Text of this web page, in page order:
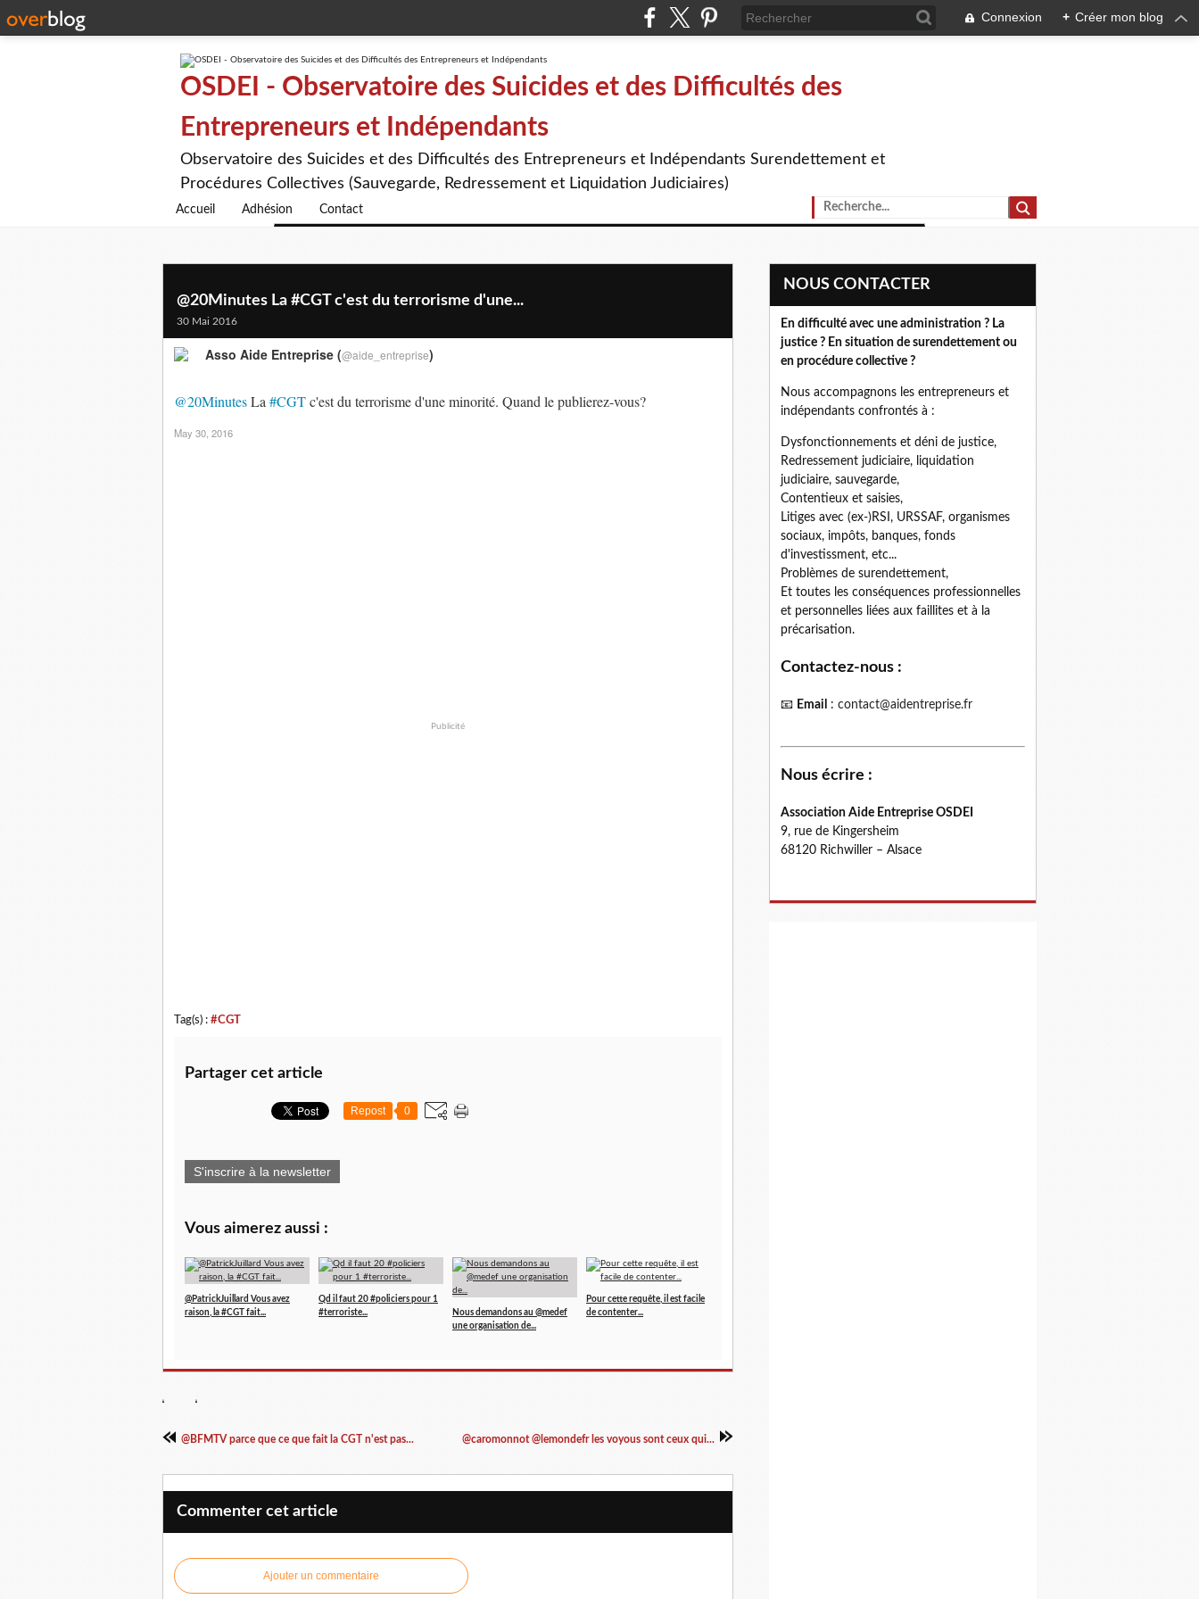
Connexion + Créer mon blog
OSDEI - Observatoire des Suicides et des Difficultés des
Entrepreneurs et Indépendants
Observatoire des Suicides et des Difficultés des Entrepreneurs et Indépendants Surendettement et
Procédures Collectives (Sauvegarde, Redressement et Liquidation Judiciaires)
Accueil Adhésion Contact
@20Minutes La #CGT c'est du terrorisme d'une...
30 Mai 2016
@20MinutesLa #CGTc'est du terrorisme d'une minorité. Quand le publierez-vous?
Asso Aide Entreprise (@aide_entreprise)
May 30, 2016
Publicité
Tag(s) : #CGT
Partager cet article
Repost 0
S'inscrire à la newsletter
Vous aimerez aussi :
@PatrickJuillard Vous avez
raison, la #CGT fait...
Qd il faut 20 #policiers pour 1
#terroriste...
Nous demandons au @medef
une organisation de...
Pour cette requête, il est facile
de contenter...
@BFMTV parce que ce que fait la CGT n'est pas... @caromonnot @lemondefr les voyous sont ceux qui...
Commenter cet article
Ajouter un commentaire
NOUS CONTACTER
En difficulté avec une administration ? La
justice ? En situation de surendettement ou
en procédure collective ?
Nous accompagnons les entrepreneurs et
indépendants confrontés à :
Dysfonctionnements et déni de justice,
Redressement judiciaire, liquidation
judiciaire, sauvegarde,
Contentieux et saisies,
Litiges avec (ex-)RSI, URSSAF, organismes
sociaux, impôts, banques, fonds
d'investissment, etc...
Problèmes de surendettement,
Et toutes les conséquences professionnelles
et personnelles liées aux faillites et à la
précarisation.
Contactez-nous :
📧 Email : contact@aidentreprise.fr
Nous écrire :
Association Aide Entreprise OSDEI
9, rue de Kingersheim
68120 Richwiller – Alsace